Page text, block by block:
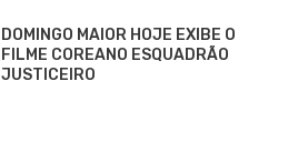
DOMINGO MAIOR HOJE EXIBE O
FILME COREANO ESQUADRÃO
JUSTICEIRO